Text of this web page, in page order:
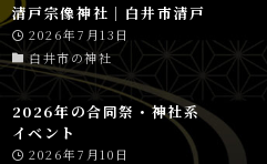
清戸宗像神社│白井市清戸
2026年7月13日
白井市の神社
2026年の合同祭・神社系
イベント
2026年7月10日